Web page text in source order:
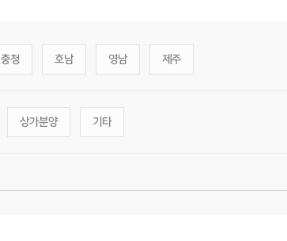
충청 호남 영남 제주
상가분양 기타